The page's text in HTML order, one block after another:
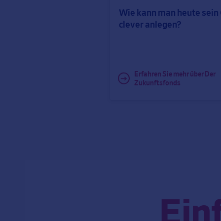
noch ob der
Wie kann man heute sein
clever anlegen?
Erfahren Sie mehr über Der
Zukunftsfonds